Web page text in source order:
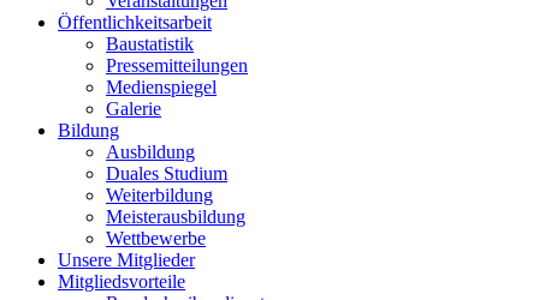
Öffentlichkeitsarbeit
Baustatistik
Pressemitteilungen
Medienspiegel
Galerie
Bildung
Ausbildung
Duales Studium
Weiterbildung
Meisterausbildung
Wettbewerbe
Unsere Mitglieder
Mitgliedsvorteile